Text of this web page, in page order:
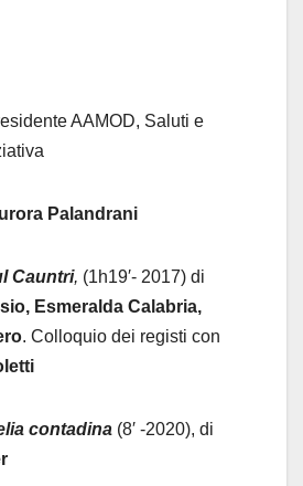
AAMOD, Saluti e
Palandrani
Cauntri, (1h19′- 2017) di
Esmeralda Calabria,
. Colloquio dei registi con
contadina (8′ -2020), di